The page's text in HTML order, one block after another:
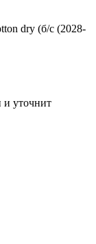
dry (б/с (2028-
и уточнит